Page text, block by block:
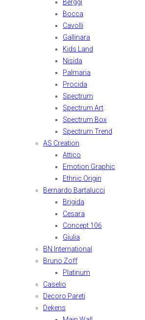
Berggi
Bocca
Cavolli
Gallinara
Kids Land
Nisida
Palmaria
Procida
Spectrum
Spectrum Art
Spectrum Box
Spectrum Trend
AS Creation
Attico
Emotion Graphic
Ethnic Origin
Bernardo Bartalucci
Brigida
Cesara
Concept 106
Giulia
BN International
Bruno Zoff
Platinum
Caselio
Decoro Pareti
Dekens